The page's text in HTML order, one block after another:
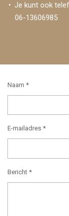
Je kunt ook
06-13606985
Naam *
E-mailadres *
Bericht *